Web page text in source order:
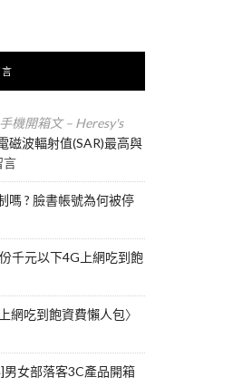
機開箱文 – Heresy's
磁波輻射值(SAR)最高與
言
嗎 ? 臉書帳號為何被停
千元以下4G上網吃到飽
網吃到飽資費懶人包〉
男女部落客3C產品開箱